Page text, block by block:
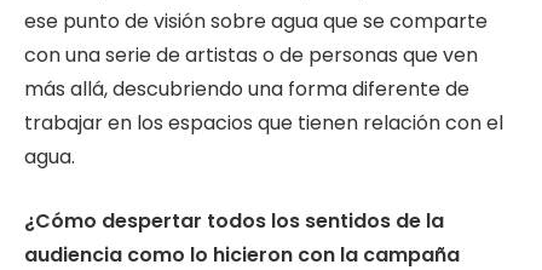
ese punto de visión sobre agua que se comparte
con una serie de artistas o de personas que ven
más allá, descubriendo una forma diferente de
trabajar en los espacios que tienen relación con el
agua.
¿Cómo despertar todos los sentidos de la
audiencia como lo hicieron con la campaña